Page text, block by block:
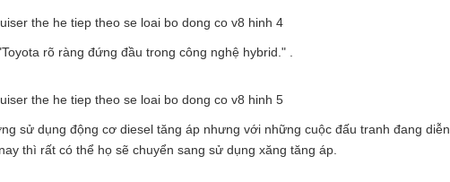
rõ ràng đứng đầu trong công nghệ hybrid." .
sử dụng động cơ diesel tăng áp nhưng với những cuộc đấu tranh đang diễn
thì rất có thể họ sẽ chuyển sang sử dụng xăng tăng áp.